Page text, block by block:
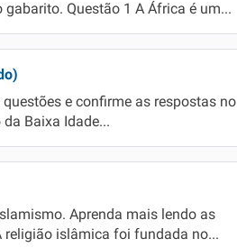
Questão 1 A África é um...
e confirme as respostas no
Baixa Idade...
Aprenda mais lendo as
religião islâmica foi fundada no...